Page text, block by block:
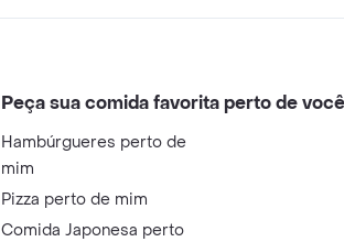
Peça sua comida favorita perto de você
Hambúrgueres perto de
mim
Pizza perto de mim
Comida Japonesa perto